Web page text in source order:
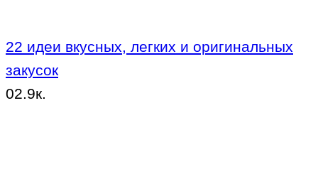
22 идеи вкусных, легких и оригинальных
закусок
02.9к.